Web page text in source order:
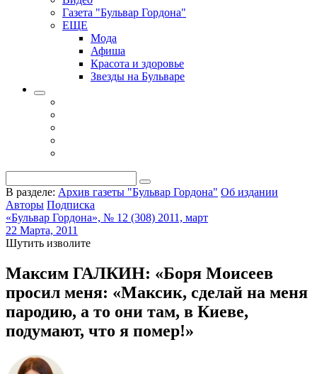
Газета "Бульвар Гордона"
ЕЩЕ
Мода
Афиша
Красота и здоровье
Звезды на Бульваре
В разделе: Архив газеты "Бульвар Гордона" Об издании
Авторы Подписка
«Бульвар Гордона», № 12 (308) 2011, март
22 Марта, 2011
Шутить изволите
Максим ГАЛКИН: «Боря Моисеев
просил меня: «Максик, сделай на меня
пародию, а то они там, в Киеве,
подумают, что я помер!»